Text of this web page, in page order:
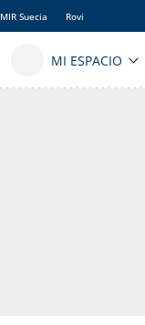
MIR Suecia Rovi